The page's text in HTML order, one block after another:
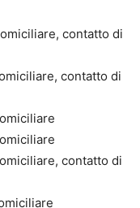
contatto di
contatto di
contatto di